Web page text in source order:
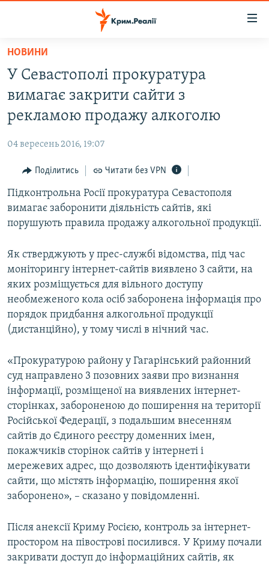
Перейти
основного
матеріалу
до
основної
навігації
Перейти
пошуку
БЛОГИ
ПОГЛЯД
ІНТЕРВ'Ю
ДЕПОРТАЦІЯ
ВІДЕОУРОКИ «ELIFBE»
СВІДЧЕННЯ ОКУПАЦІЇ
УКРАЇНСЬКА ПРОБЛЕМА КРИМУ
ЯК ОБІЙТИ БЛОКУВАННЯ
Русский
Qırımtatar
Усі сайти RFE/RL
НОВИНИ
У Севастополі прокуратура
вимагає закрити сайти з
рекламою продажу алкоголю
04 вересень 2016, 19:07
Поділитись Читати без VPN
Підконтрольна Росії прокуратура Севастополя
вимагає заборонити діяльність сайтів, які
порушують правила продажу алкогольної продукції.
Як стверджують у прес-службі відомства, під час
моніторингу інтернет-сайтів виявлено 3 сайти, на
яких розміщується для вільного доступу
необмеженого кола осіб заборонена інформація про
порядок придбання алкогольної продукції
(дистанційно), у тому числі в нічний час.
«Прокуратурою району у Гагарінський районний
суд направлено 3 позовних заяви про визнання
інформації, розміщеної на виявлених інтернет-
сторінках, забороненою до поширення на території
Російської Федерації, з подальшим внесенням
сайтів до Єдиного реєстру доменних імен,
покажчиків сторінок сайтів у інтернеті і
мережевих адрес, що дозволяють ідентифікувати
сайти, що містять інформацію, поширення якої
заборонено», – сказано у повідомленні.
Після анексії Криму Росією, контроль за інтернет-
простором на півострові посилився. У Криму почали
закривати доступ до інформаційних сайтів, як